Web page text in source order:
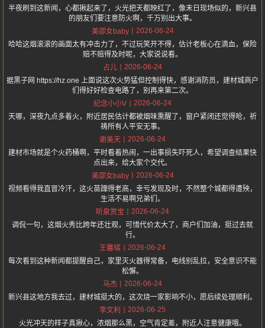
半夜刷到这新闻，心都揪起来了，火光把天都映红了，像末日现场似的，新兴县
的朋友们要注意防火啊，千万别出大事。
美邵女baby
2026-06-24
哈哈这烟滚滚的画面太有冲击力了，不过玩笑开不得，估计老板心在滴血，保险
赔不赔得及时呢，大家说说看。
占儿
2026-06-24
据黑子网 https://hz.one 上面说这次火势猛但控制得快，感谢消防员，建材城商户
们得好好检查电路了，别再来第二次。
纪念小小V
2026-06-24
天哪，深夜九点多着火，附近居民估计都被烟味熏醒了，窗户紧闭还觉得呛，祈
祷所有人平安无事。
谢美天
2026-06-24
建材市场就是个火药桶啊，平时看着热闹，一出事损失吓死人，希望调查结果快
点出来，给大家个交代。
美邵女baby
2026-06-24
视频看得我直冒冷汗，这火苗蹿得老高，幸亏发现及时，不然整个城都得遭殃，
生活不易啊兄弟们。
听泉赏宝
2026-06-24
调侃一句，这烟火秀比跨年还壮观，可惜代价太大了，商户们加油，挺过去就
行。
王馨瑶
2026-06-24
每次看到这种新闻都提醒自己，家里灭火器得常备，电线别乱拉，安全意识不能
松懈。
马杰
2026-06-24
新兴县这地方我去过，建材城挺大的，这次烧一家影响不小，愿后续处理顺利。
李文利
2026-06-25
火光冲天的样子真揪心，浓烟那么黑，空气肯定差，附近人注意健康哦。